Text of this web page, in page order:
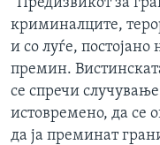
криминалците,
и со луѓе,
премин.
се спречи
истовремено, да се
да ја преминат